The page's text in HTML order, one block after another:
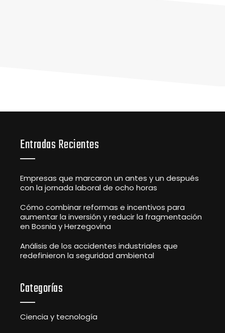
Entradas Recientes
Empresas que marcaron un antes y un después
con la jornada laboral de ocho horas
Cómo combinar reformas e incentivos para
aumentar la inversión y reducir la fragmentación
en Bosnia y Herzegovina
Análisis de los accidentes industriales que
redefinieron la seguridad ambiental
Categorías
Ciencia y tecnología